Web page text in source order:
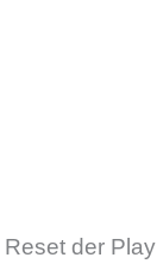
der Play